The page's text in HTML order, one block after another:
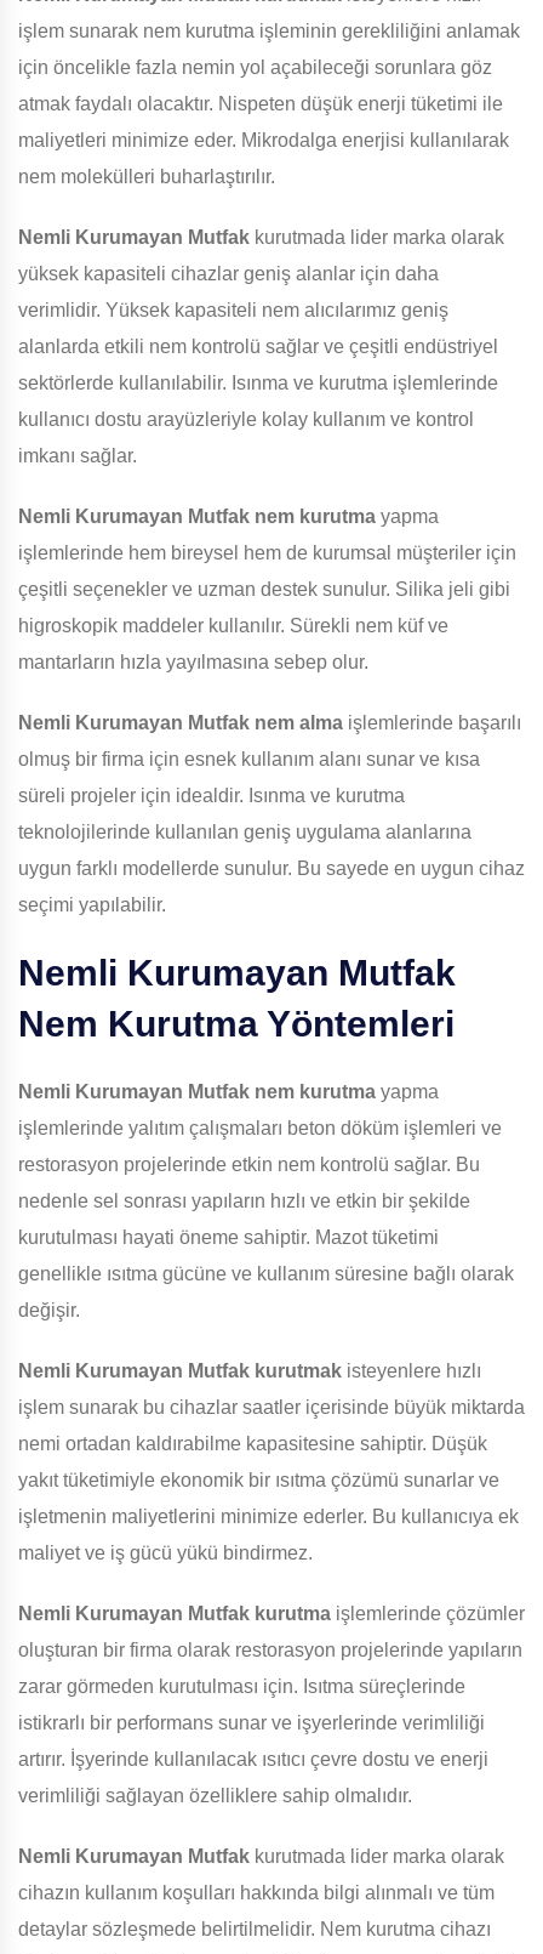
işlem sunarak nem kurutma işleminin gerekliliğini anlamak
için öncelikle fazla nemin yol açabileceği sorunlara göz
atmak faydalı olacaktır. Nispeten düşük enerji tüketimi ile
maliyetleri minimize eder. Mikrodalga enerjisi kullanılarak
nem molekülleri buharlaştırılır.
Nemli Kurumayan Mutfak kurutmada lider marka olarak
yüksek kapasiteli cihazlar geniş alanlar için daha
verimlidir. Yüksek kapasiteli nem alıcılarımız geniş
alanlarda etkili nem kontrolü sağlar ve çeşitli endüstriyel
sektörlerde kullanılabilir. Isınma ve kurutma işlemlerinde
kullanıcı dostu arayüzleriyle kolay kullanım ve kontrol
imkanı sağlar.
Nemli Kurumayan Mutfak nem kurutma yapma
işlemlerinde hem bireysel hem de kurumsal müşteriler için
çeşitli seçenekler ve uzman destek sunulur. Silika jeli gibi
higroskopik maddeler kullanılır. Sürekli nem küf ve
mantarların hızla yayılmasına sebep olur.
Nemli Kurumayan Mutfak nem alma işlemlerinde başarılı
olmuş bir firma için esnek kullanım alanı sunar ve kısa
süreli projeler için idealdir. Isınma ve kurutma
teknolojilerinde kullanılan geniş uygulama alanlarına
uygun farklı modellerde sunulur. Bu sayede en uygun cihaz
seçimi yapılabilir.
Nemli Kurumayan Mutfak
Nem Kurutma Yöntemleri
Nemli Kurumayan Mutfak nem kurutma yapma
işlemlerinde yalıtım çalışmaları beton döküm işlemleri ve
restorasyon projelerinde etkin nem kontrolü sağlar. Bu
nedenle sel sonrası yapıların hızlı ve etkin bir şekilde
kurutulması hayati öneme sahiptir. Mazot tüketimi
genellikle ısıtma gücüne ve kullanım süresine bağlı olarak
değişir.
Nemli Kurumayan Mutfak kurutmak isteyenlere hızlı
işlem sunarak bu cihazlar saatler içerisinde büyük miktarda
nemi ortadan kaldırabilme kapasitesine sahiptir. Düşük
yakıt tüketimiyle ekonomik bir ısıtma çözümü sunarlar ve
işletmenin maliyetlerini minimize ederler. Bu kullanıcıya ek
maliyet ve iş gücü yükü bindirmez.
Nemli Kurumayan Mutfak kurutma işlemlerinde çözümler
oluşturan bir firma olarak restorasyon projelerinde yapıların
zarar görmeden kurutulması için. Isıtma süreçlerinde
istikrarlı bir performans sunar ve işyerlerinde verimliliği
artırır. İşyerinde kullanılacak ısıtıcı çevre dostu ve enerji
verimliliği sağlayan özelliklere sahip olmalıdır.
Nemli Kurumayan Mutfak kurutmada lider marka olarak
cihazın kullanım koşulları hakkında bilgi alınmalı ve tüm
detaylar sözleşmede belirtilmelidir. Nem kurutma cihazı